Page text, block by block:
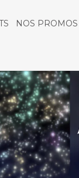
NOS PROMOS